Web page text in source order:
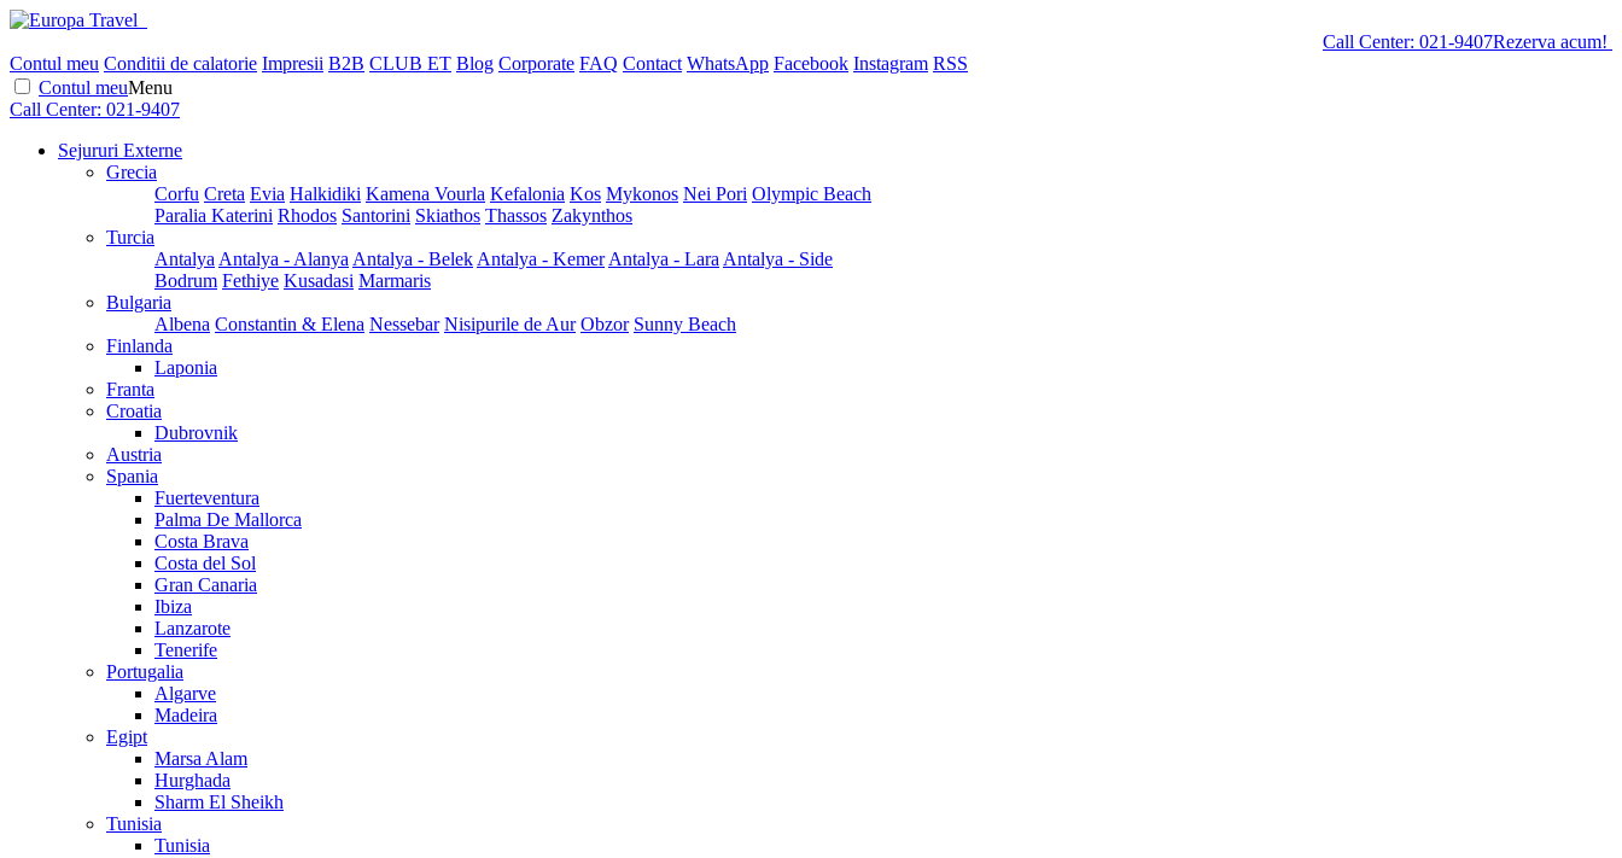
Call Center: 021-9407Rezerva acum!
Contul meu Conditii de calatorie Impresii B2B CLUB ET Blog Corporate FAQ Contact WhatsApp Facebook Instagram RSS
Contul meuMenu
Call Center: 021-9407
Sejururi Externe
Grecia
Corfu Creta Evia Halkidiki Kamena Vourla Kefalonia Kos Mykonos Nei Pori Olympic Beach
Paralia Katerini Rhodos Santorini Skiathos Thassos Zakynthos
Turcia
Antalya Antalya - Alanya Antalya - Belek Antalya - Kemer Antalya - Lara Antalya - Side
Bodrum Fethiye Kusadasi Marmaris
Bulgaria
Albena Constantin & Elena Nessebar Nisipurile de Aur Obzor Sunny Beach
Finlanda
Laponia
Franta
Croatia
Dubrovnik
Austria
Spania
Fuerteventura
Palma De Mallorca
Costa Brava
Costa del Sol
Gran Canaria
Ibiza
Lanzarote
Tenerife
Portugalia
Algarve
Madeira
Egipt
Marsa Alam
Hurghada
Sharm El Sheikh
Tunisia
Tunisia